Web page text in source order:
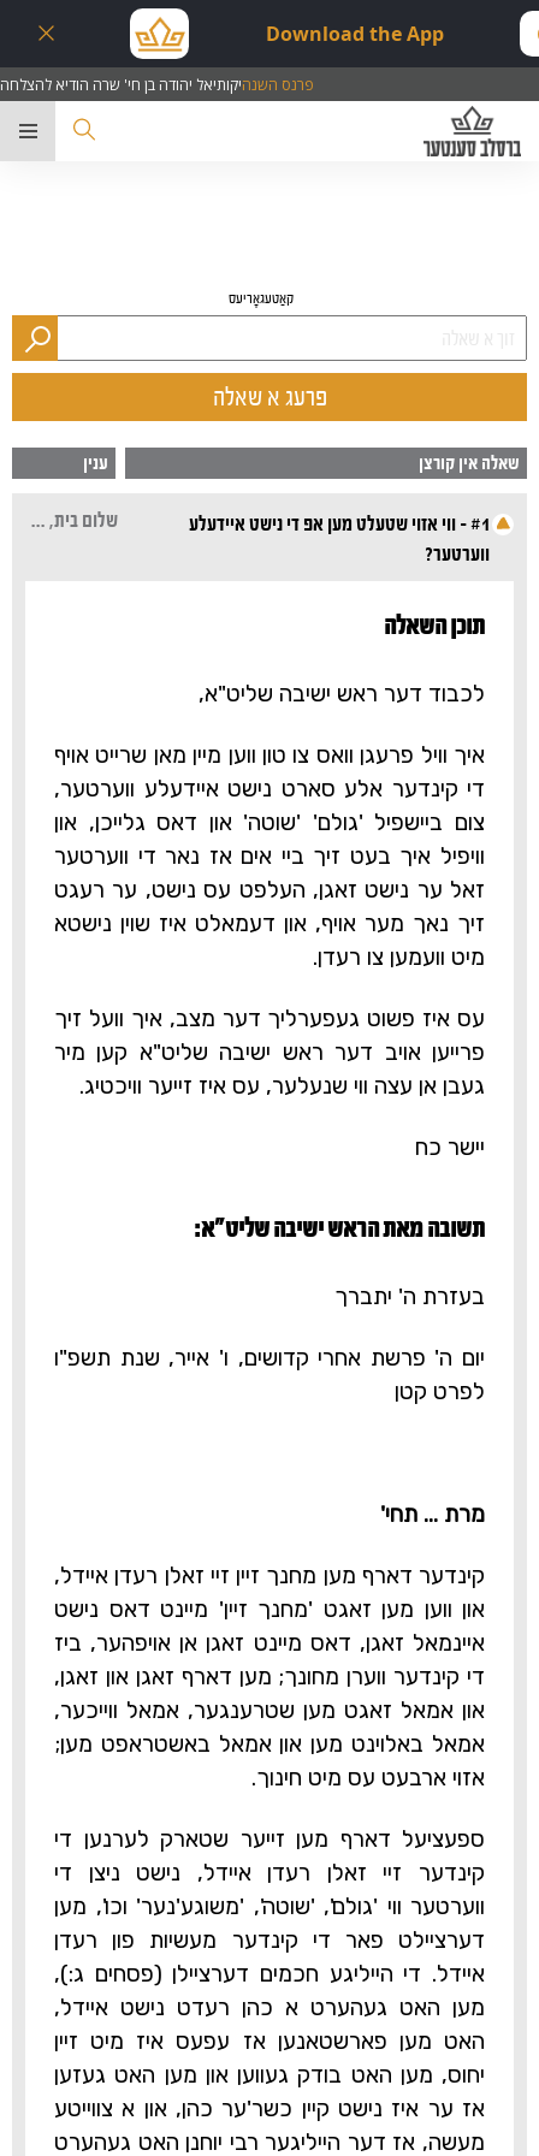
Download the App
פרנס השנהיקותיאל יהודה בן חי' שרה הודיא להצלחה
פרעג א שאלה
שאלה אין קורצן ענין
#1 - ווי אזוי שטעלט מען אפ די נישט איידעלע
ווערטער?
שלום בית, חינוך הילדים, חיזוק פאר פרויען, רעדן
תוכן השאלה‎
לכבוד דער ראש ישיבה שליט"א,
איך וויל פרעגן וואס צו טון ווען מיין מאן שרייט אויף
די קינדער אלע סארט נישט איידעלע ווערטער,
צום ביישפיל 'גולם' 'שוטה' און דאס גלייכן, און
וויפיל איך בעט זיך ביי אים אז נאר די ווערטער
זאל ער נישט זאגן, העלפט עס נישט, ער רעגט
זיך נאך מער אויף, און דעמאלט איז שוין נישטא
מיט וועמען צו רעדן.
עס איז פשוט געפערליך דער מצב, איך וועל זיך
פרייען אויב דער ראש ישיבה שליט"א קען מיר
געבן אן עצה ווי שנעלער, עס איז זייער וויכטיג.
יישר כח
תשובה מאת הראש ישיבה שליט"א:‎
בעזרת ה' יתברך
יום ה' פרשת אחרי קדושים, ו' אייר, שנת תשפ"ו
לפרט קטן
מרת ... תחי'
קינדער דארף מען מחנך זיין זיי זאלן רעדן איידל,
און ווען מען זאגט 'מחנך זיין' מיינט דאס נישט
איינמאל זאגן, דאס מיינט זאגן אן אויפהער, ביז
די קינדער ווערן מחונך; מען דארף זאגן און זאגן,
און אמאל זאגט מען שטרענגער, אמאל ווייכער,
אמאל באלוינט מען און אמאל באשטראפט מען;
אזוי ארבעט עס מיט חינוך.
ספעציעל דארף מען זייער שטארק לערנען די
קינדער זיי זאלן רעדן איידל, נישט ניצן די
ווערטער ווי 'גולם', 'שוטה', 'משוגע'נער' וכו', מען
דערציילט פאר די קינדער מעשיות פון רעדן
איידל. די הייליגע חכמים דערציילן (פסחים ג:),
מען האט געהערט א כהן רעדט נישט איידל,
האט מען פארשטאנען אז עפעס איז מיט זיין
יחוס, מען האט בודק געווען און מען האט געזען
אז ער איז נישט קיין כשר'ער כהן, און א צווייטע
מעשה, אז דער הייליגער רבי יוחנן האט געהערט
קאַטעגאָריעס